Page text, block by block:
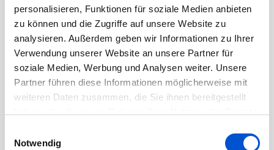
personalisieren, Funktionen für soziale Medien anbieten
zu können und die Zugriffe auf unsere Website zu
analysieren. Außerdem geben wir Informationen zu Ihrer
Verwendung unserer Website an unsere Partner für
soziale Medien, Werbung und Analysen weiter. Unsere
Partner führen diese Informationen möglicherweise mit
weiteren Daten zusammen, die Sie ihnen bereitgestellt
Notwendig
Vollzeit
Veröffentlicht vor 11 Monaten
70000 - 95000 EUR / Jahr
Die Bewerbungen sind abgeschlossen
Dieses Jobangebot ist abgelaufen.